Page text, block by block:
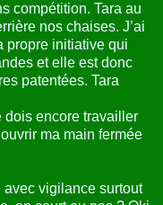
compétition. Tara au
nos chaises. J’ai
propre initiative qui
et elle est donc
patentées. Tara
dois encore travailler
ma main fermée
avec vigilance surtout